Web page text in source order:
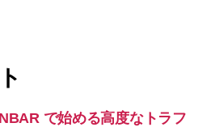
で始める高度なトラフ